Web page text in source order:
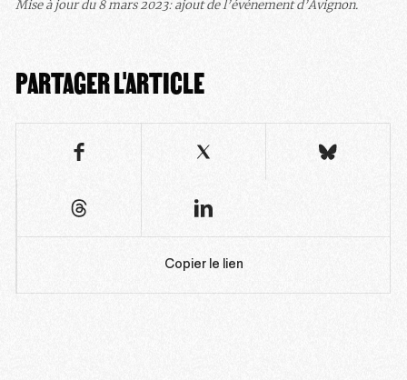
Mise à jour du 8 mars 2023: ajout de l’événement d’Avignon.
PARTAGER L'ARTICLE
Copier le lien